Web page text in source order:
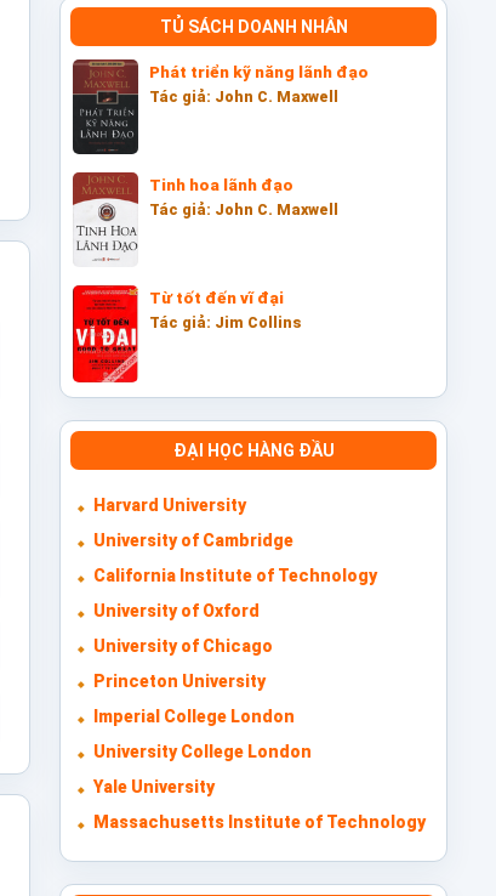
TỦ SÁCH DOANH NHÂN
Phát triển kỹ năng lãnh đạo
Tác giả: John C. Maxwell
Tinh hoa lãnh đạo
Tác giả: John C. Maxwell
Từ tốt đến vĩ đại
Tác giả: Jim Collins
ĐẠI HỌC HÀNG ĐẦU
Harvard University
University of Cambridge
California Institute of Technology
University of Oxford
University of Chicago
Princeton University
Imperial College London
University College London
Yale University
Massachusetts Institute of Technology